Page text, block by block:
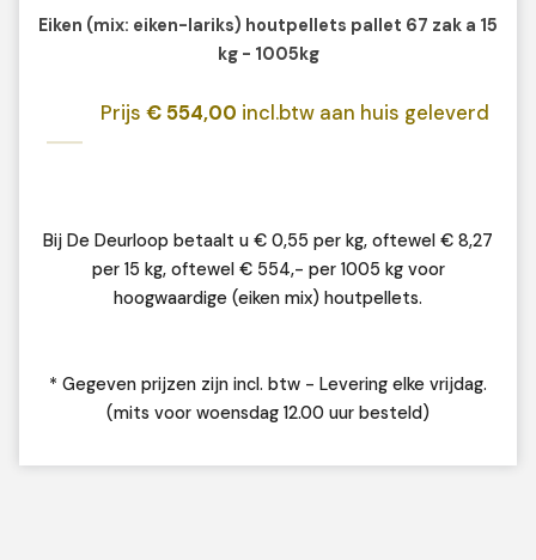
Eiken (mix: eiken-lariks) houtpellets pallet 67 zak a 15
kg - 1005kg
Prijs € 554,00 incl.btw aan huis geleverd
Bij De Deurloop betaalt u € 0,55 per kg, oftewel € 8,27
per 15 kg, oftewel € 554,- per 1005 kg voor
hoogwaardige (eiken mix) houtpellets.
* Gegeven prijzen zijn incl. btw - Levering elke vrijdag.
(mits voor woensdag 12.00 uur besteld)